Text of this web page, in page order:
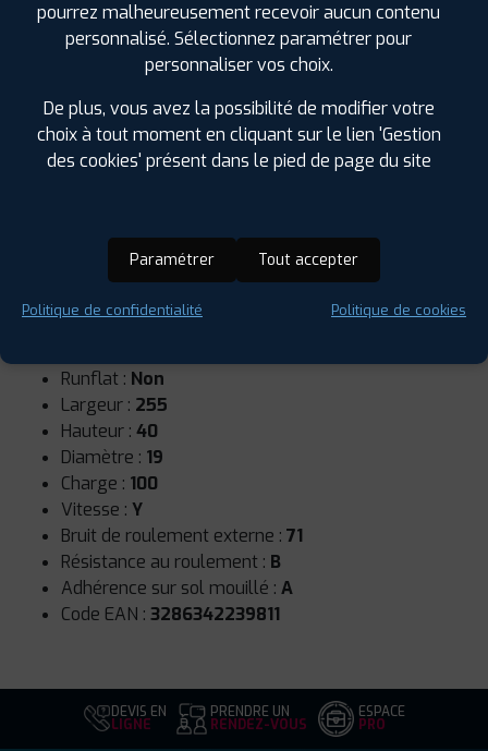
Runflat : Non
Largeur : 255
Hauteur : 40
Diamètre : 19
Charge : 100
Vitesse : Y
Bruit de roulement externe : 71
Résistance au roulement : B
Adhérence sur sol mouillé : A
Code EAN : 3286342239811
DEVIS EN
LIGNE
PRENDRE UN
RENDEZ-VOUS
ESPACE
PRO
pourrez malheureusement recevoir aucun contenu
personnalisé. Sélectionnez paramétrer pour
personnaliser vos choix.
De plus, vous avez la possibilité de modifier votre
choix à tout moment en cliquant sur le lien 'Gestion
des cookies' présent dans le pied de page du site
Paramétrer Tout accepter
Politique de confidentialité Politique de cookies